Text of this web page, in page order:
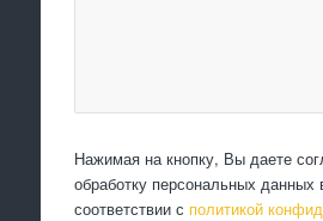
Нажимая на кнопку, Вы даете
обработку персональных данных
соответствии с политикой